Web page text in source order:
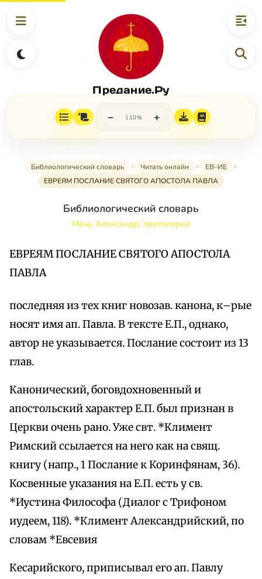
Предание.Ру
− 110% +
Библиологический словарь Читать онлайн
ЕВ–ИЕ
ЕВРЕЯМ ПОСЛАНИЕ СВЯТОГО АПОСТОЛА ПАВЛА
Библиологический словарь
Мень Александр, протоиерей
ЕВРЕЯМ ПОСЛАНИЕ СВЯТОГО АПОСТОЛА
ПАВЛА
последняя из тех книг новозав. канона, к–рые
носят имя ап. Павла. В тексте Е.П., однако,
автор не указывается. Послание состоит из 13
глав.
Канонический, боговдохновенный и
апостольский характер Е.П. был признан в
Церкви очень рано. Уже свт. *Климент
Римский ссылается на него как на свящ.
книгу (напр., 1 Послание к Коринфянам, 36).
Косвенные указания на Е.П. есть у св.
*Иустина Философа (Диалог с Трифоном
иудеем, 118). *Климент Александрийский, по
словам *Евсевия
Кесарийского, приписывал его ап. Павлу